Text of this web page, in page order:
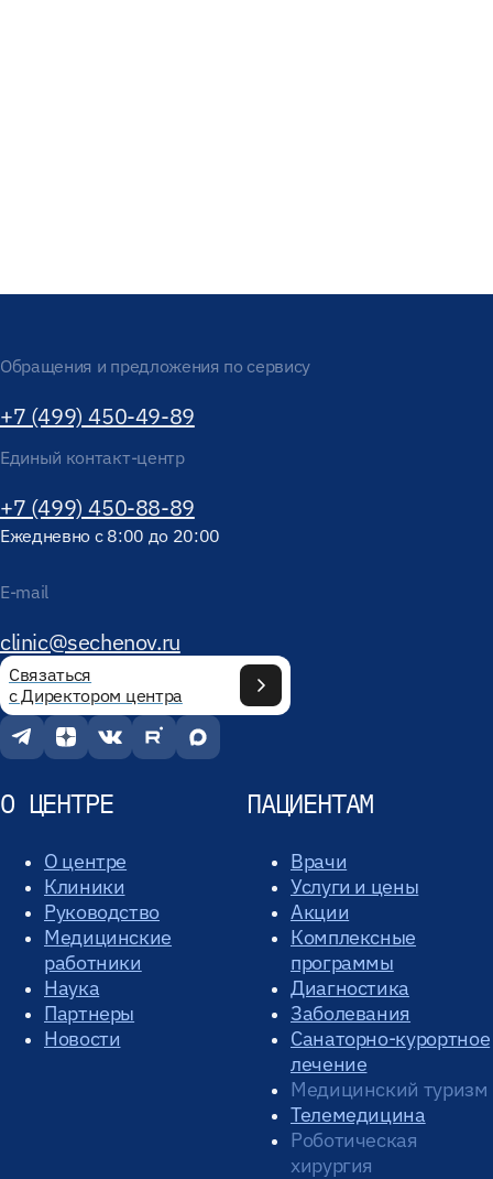
Обращения и предложения по сервису
+7 (499) 450-49-89
Единый контакт-центр
+7 (499) 450-88-89
Ежедневно с 8:00 до 20:00
E-mail
clinic@sechenov.ru
Связаться
с Директором центра
О ЦЕНТРЕ
О центре
Клиники
Руководство
Медицинские
работники
Наука
Партнеры
Новости
ПАЦИЕНТАМ
Врачи
Услуги и цены
Акции
Комплексные
программы
Диагностика
Заболевания
Санаторно-курортное
лечение
Медицинский туризм
Телемедицина
Роботическая
хирургия